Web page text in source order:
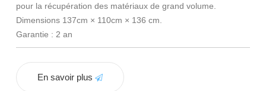
pour la récupération des matériaux de grand volume.
Dimensions 137cm × 110cm × 136 cm.
Garantie : 2 an
En savoir plus